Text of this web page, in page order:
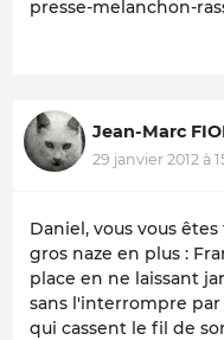
presse-melanchon-
Jean-Marc
29 janvier 2012 à
Daniel, vous vous
gros naze en plus :
place en ne laissant
sans l'interrompre
qui cassent le fil de